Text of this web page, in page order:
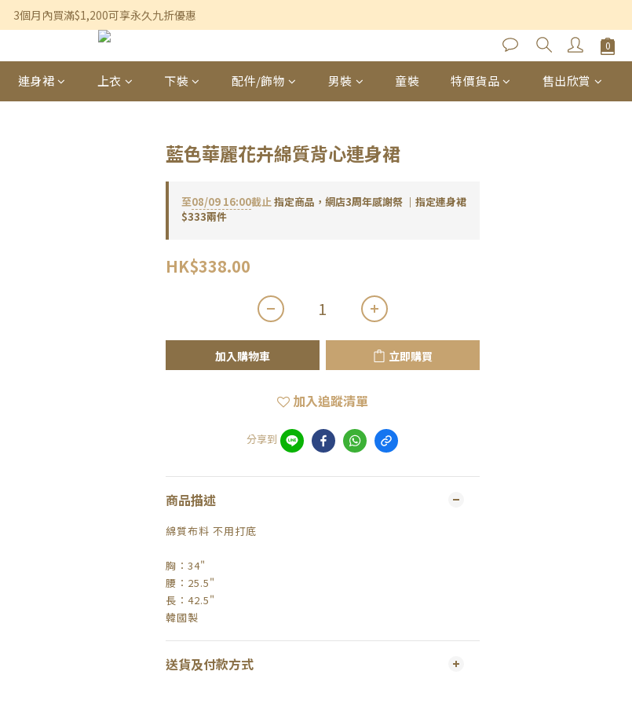
香港及澳門訂單滿$600即享免運費優惠
3個月內買滿$1,200可享永久九折優惠
香港及澳門訂單滿$600即享免運費優惠
連身裙 上衣 下裝 配件/飾物 男裝 童裝 特價貨品 售出欣賞
藍色華麗花卉綿質背心連身裙
至08/09 16:00截止指定商品，網店3周年感謝祭 ｜指定連身裙
$333兩件
HK$338.00
加入購物車 立即購買
加入追蹤清單
分享到
商品描述
綿質布料 不用打底
胸：34"
腰：25.5"
長：42.5"
韓國製
送貨及付款方式
立即購買